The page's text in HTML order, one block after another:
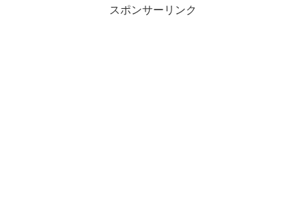
スポンサーリンク